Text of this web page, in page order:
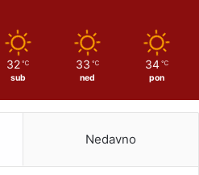
32 ℃
sub
33 ℃
ned
34 ℃
pon
Nedavno